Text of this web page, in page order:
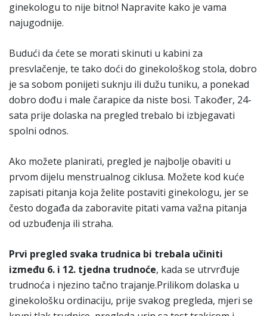
ginekologu to nije bitno! Napravite kako je vama
najugodnije.
Budući da ćete se morati skinuti u kabini za
presvlačenje, te tako doći do ginekološkog stola, dobro
je sa sobom ponijeti suknju ili dužu tuniku, a ponekad
dobro dođu i male čarapice da niste bosi. Također, 24-
sata prije dolaska na pregled trebalo bi izbjegavati
spolni odnos.
Ako možete planirati, pregled je najbolje obaviti u
prvom dijelu menstrualnog ciklusa. Možete kod kuće
zapisati pitanja koja želite postaviti ginekologu, jer se
često događa da zaboravite pitati vama važna pitanja
od uzbuđenja ili straha.
Prvi pregled svaka trudnica bi trebala učiniti
između 6. i 12. tjedna trudnoće, kada se utrvrđuje
trudnoća i njezino tačno trajanje.Prilikom dolaska u
ginekološku ordinaciju, prije svakog pregleda, mjeri se